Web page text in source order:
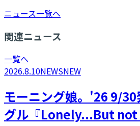
ニュース一覧へ
関連ニュース
一覧へ
2026.8.10NEWSNEW
モーニング娘。'26 9/
グル『Lonely...But not